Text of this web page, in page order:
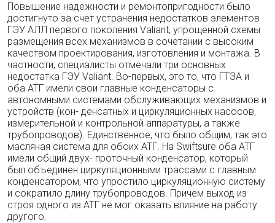
Повышение надежности и ремонтопригод­ности было
достигнуто за счет устранения не­достатков элементов
ГЭУ АЛЛ первого поко­ления Valiant, упрощенной схемы
размещения всех механизмов в сочетании с высоким
каче­ством проектирования, изготовления и мон­тажа. В
частности, специалисты отмечали три основных
недостатка ГЭУ Valiant. Во-первых, это то, что ГТЗА и
оба АТГ имели свои глав­ные конденсаторы с
автономными системами обслуживающих механизмов и
устройств (кон- денсатных и циркуляционных насосов,
измерительной и контрольной аппаратуры, а так­же
трубопроводов). Единственное, что было общим, так это
масляная система для обоих АТГ. На Swiftsure оба АТГ
имели общий двух- проточный конденсатор, который
был объе­динен циркуляционными трассами с главным
конденсатором, что упростило циркуляцион­ную систему
и сократило длину трубопрово­дов. Причем выход из
строя одного из АТГ не мог оказать влияние на работу
другого.